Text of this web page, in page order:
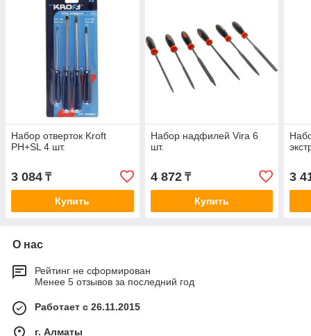
Набор отверток Kroft
PH+SL 4 шт.
3 084 ₸
Купить
Набор надфилей Vira 6
шт.
4 872₸
Купить
3
О нас
Рейтинг не сформирован
Менее 5 отзывов за последний год
Работает с 26.11.2015
г. Алматы